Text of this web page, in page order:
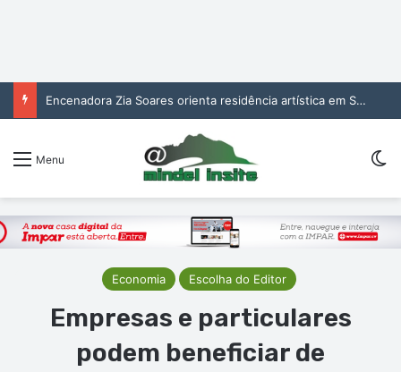
Encenadora Zia Soares orienta residência artística em São Vicente
Menu
Economia Escolha do Editor
Empresas e particulares
podem beneficiar de